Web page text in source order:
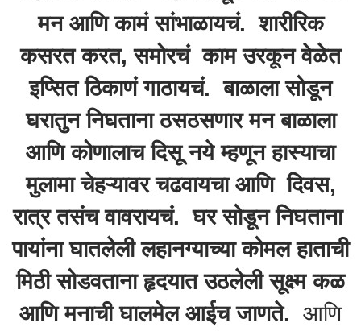
मन आणि कामं सांभाळायचं. शारीरिक
कसरत करत, समोरचं काम उरकून वेळेत
इप्सित ठिकाणं गाठायचं. बाळाला सोडून
घरातुन निघताना ठसठसणार मन बाळाला
आणि कोणालाच दिसू नये म्हणून हास्याचा
मुलामा चेहऱ्यावर चढवायचा आणि दिवस,
रात्र तसंच वावरायचं. घर सोडून निघताना
पायांना घातलेली लहानग्याच्या कोमल हाताची
मिठी सोडवताना हृदयात उठलेली सूक्ष्म कळ
आणि मनाची घालमेल आईच जाणते. आणि